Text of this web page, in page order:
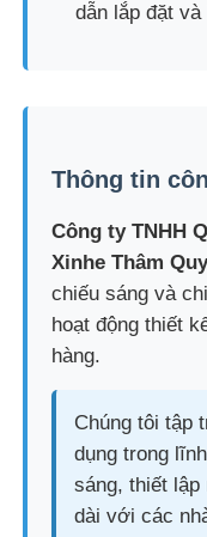
dẫn lắp đặt
Thông tin
Công ty TNHH
Xinhe Thâm
chiếu sáng và
hoạt động thiết
hàng.
Chúng tôi tập
dụng trong
sáng, thiết lập
dài với các